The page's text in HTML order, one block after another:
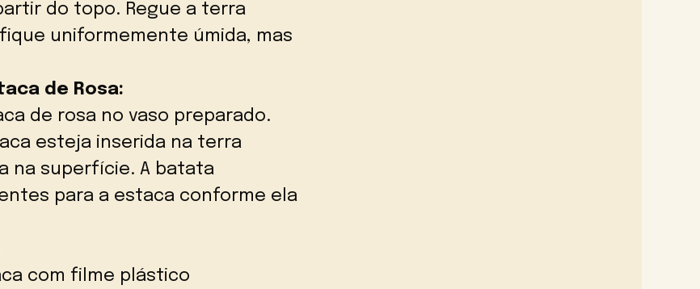
do topo. Regue a terra
uniformemente úmida, mas
de Rosa:
de rosa no vaso preparado.
esteja inserida na terra
na superfície. A batata
para a estaca conforme ela
com filme plástico